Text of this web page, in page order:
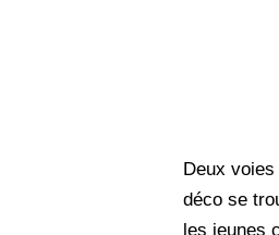
Deux
déco se
les jeunes